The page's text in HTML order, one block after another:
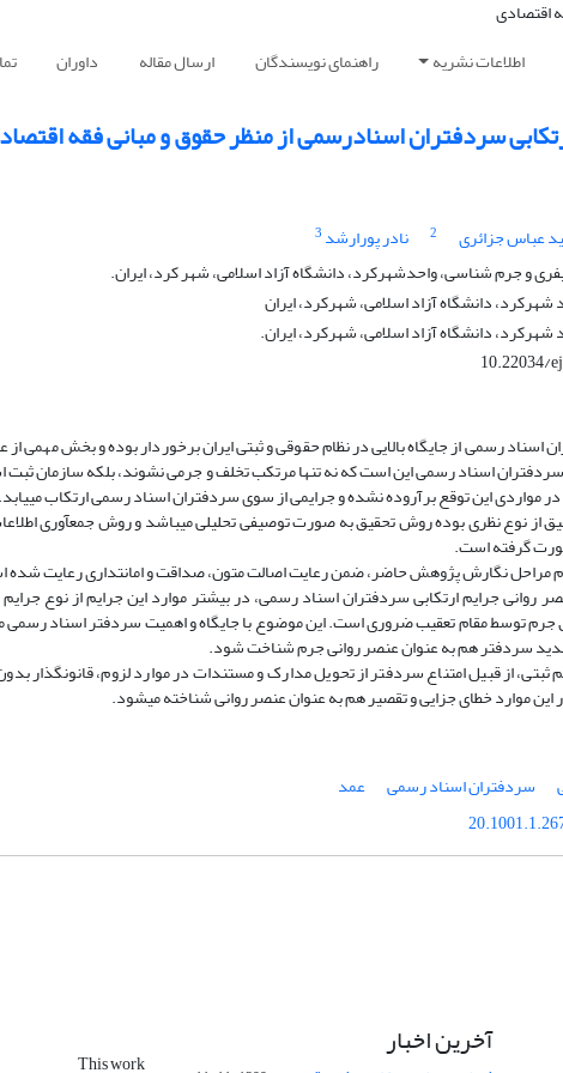
اطلاعات نشریه راهنمای نویسندگان ارسال مقاله داوران
سردفتران اسنادرسمی از منظر حقوق و مبانی فقه
عباس جزائری 2 نادر پورارشد 3
و جرم شناسی، واحدشهرکرد، دانشگاه آزاد اسلامی، شهر کرد، ایران.
شهرکرد، دانشگاه آزاد اسلامی، شهرکرد، ایران
شهرکرد، دانشگاه آزاد اسلامی، شهرکرد، ایران.
10.22034/
رسمی از جایگاه بالایی در نظام حقوقی و ثبتی ایران برخوردار بوده و بخش مهمی
سردفتران اسناد رسمی این است که نه تنها مرتکب تخلف و جرمی نشوند، بلکه سازمان ثبت
مواردی این توقع برآروده نشده و جرایمی از سوی سردفتران اسناد رسمی ارتکاب می­یابد.
از نوع نظری بوده ‌روش تحقیق به صورت توصیفی تحلیلی می‏باشد و روش جمع‏آوری
گرفته است.
مراحل نگارش پژوهش حاضر، ضمن رعایت اصالت متون، صداقت و امانت­داری رعایت
روانی جرایم ارتکابی سردفتران اسناد رسمی، در بیشتر موارد این جرایم از نوع
توسط مقام تعقیب ضروری است. این موضوع با جایگاه و اهمیت سردفتر اسناد رسمی
سردفتر هم به عنوان عنصر روانی جرم شناخت شود.
از قبیل امتناع سردفتر از تحویل مدارک و مستندات در موارد لزوم، قانون­گذار
موارد خطای جزایی و تقصیر هم به عنوان عنصر روانی شناخته می­شود.
سردفتران اسناد رسمی
عمد
آخرین اخبار
This work